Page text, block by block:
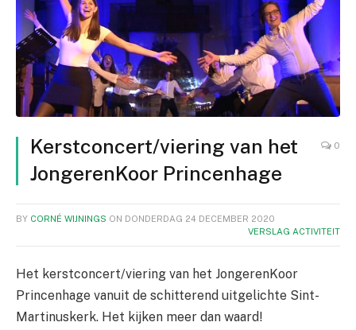
Kerstconcert/viering van het
JongerenKoor Princenhage
0
BY CORNÉ WIJNINGS ON DONDERDAG 24 DECEMBER 2020
VERSLAG ACTIVITEIT
Het kerstconcert/viering van het JongerenKoor
Princenhage vanuit de schitterend uitgelichte Sint-
Martinuskerk. Het kijken meer dan waard!